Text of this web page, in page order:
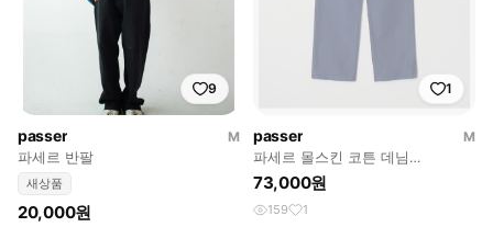
9
passer
M
파세르 반팔
새상품
20,000원
1
passer
M
파세르 몰스킨 코튼 데님
(Moleskin Cotten Denim)
73,000원
159 1